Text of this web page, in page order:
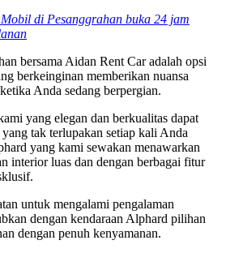
di Pesanggrahan buka 24 jam
bersama Aidan Rent Car adalah opsi
berkeinginan memberikan nuansa
Anda sedang berpergian.
yang elegan dan berkualitas dapat
tak terlupakan setiap kali Anda
yang kami sewakan menawarkan
interior luas dan dengan berbagai fitur
untuk mengalami pengalaman
dengan kendaraan Alphard pilihan
dengan penuh kenyamanan.